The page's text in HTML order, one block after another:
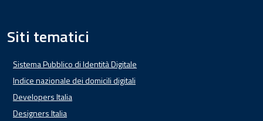
Siti tematici
Sistema Pubblico di Identità Digitale
Indice nazionale dei domicili digitali
Developers Italia
Designers Italia